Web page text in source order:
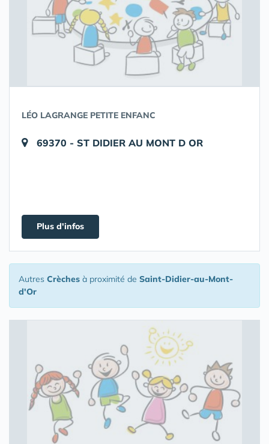
LÉO LAGRANGE PETITE ENFANC
69370 - ST DIDIER AU MONT D OR
Plus d'infos
Autres Crèches à proximité de Saint-Didier-au-Mont-
d'Or